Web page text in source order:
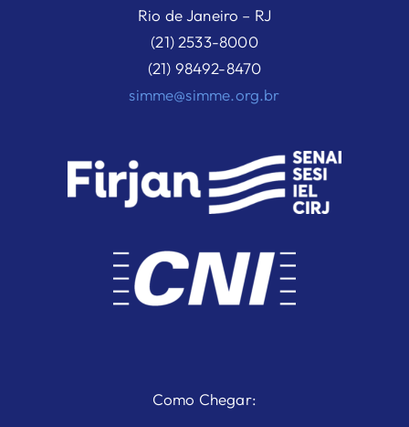
Rio de Janeiro – RJ
(21) 2533-8000
(21) 98492-8470
simme@simme.org.br
Como Chegar: